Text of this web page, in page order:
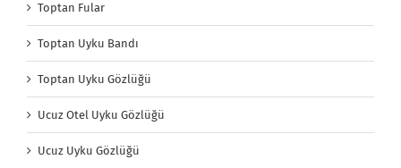
Toptan Fular
Toptan Uyku Bandı
Toptan Uyku Gözlüğü
Ucuz Otel Uyku Gözlüğü
Ucuz Uyku Gözlüğü